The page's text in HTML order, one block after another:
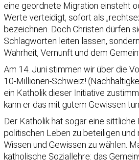
eine geordnete Migration einsteht
Werte verteidigt, sofort als
bezeichnen. Doch Christen dürfen
Schlagworten leiten lassen,
Wahrheit, Vernunft und dem
Am 14. Juni stimmen wir über die
10-Millionen-Schweiz!
ein Katholik dieser Initiative
kann er das mit gutem Gewissen tun.
Der Katholik hat sogar eine sittliche
politischen Leben zu beteiligen und
Wissen und Gewissen zu wählen.
katholische Soziallehre: das